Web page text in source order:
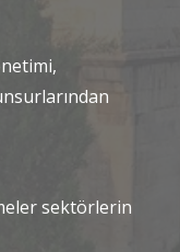
sektörlerin